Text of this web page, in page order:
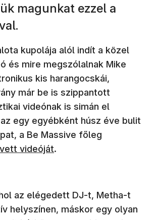
magunkat ezzel a
kupolája alól indít a közel
és mire megszólalnak Mike
kis harangocskái,
már be is szippantott
videónak is simán el
egy egyébként húsz éve bulit
a Be Massive főleg
nyílik meg)
videóját.
az elégedett DJ-t, Metha-t
helyszínen, máskor egy olyan